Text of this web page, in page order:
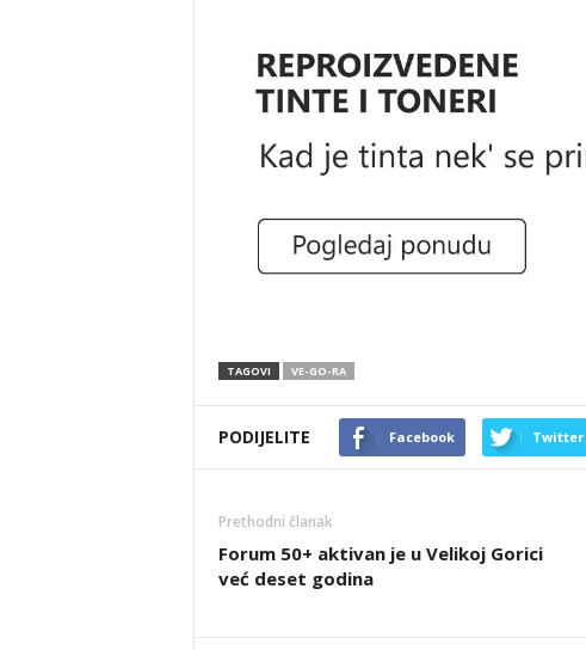
TAGOVI VE-GO-RA
PODIJELITE Facebook Twitter
Prethodni članak
Forum 50+ aktivan je u Velikoj Gorici
već deset godina